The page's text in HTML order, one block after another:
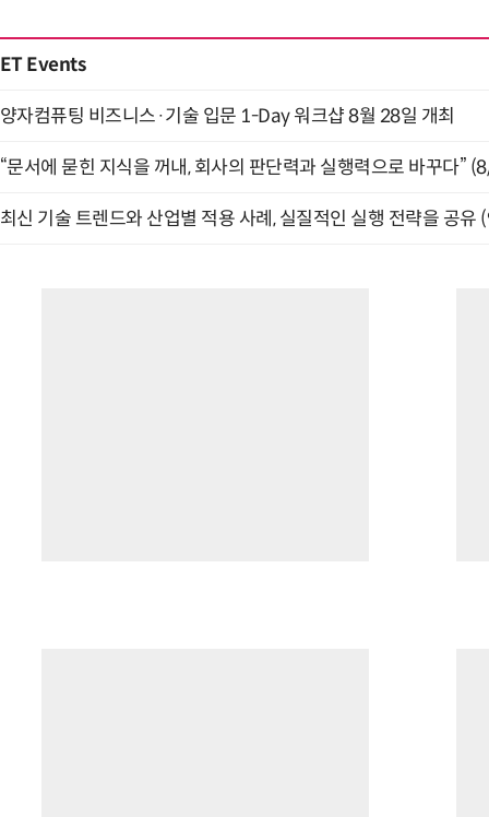
ET Events
양자컴퓨팅 비즈니스·기술 입문 1-Day 워크샵 8월 28일 개최
“문서에 묻힌 지식을 꺼내, 회사의 판단력과 실행력으로 바꾸다”
최신 기술 트렌드와 산업별 적용 사례, 실질적인 실행 전략을 공유